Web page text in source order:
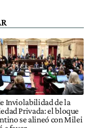
Inviolabilidad de la
Privada: el bloque
se alineó con Milei